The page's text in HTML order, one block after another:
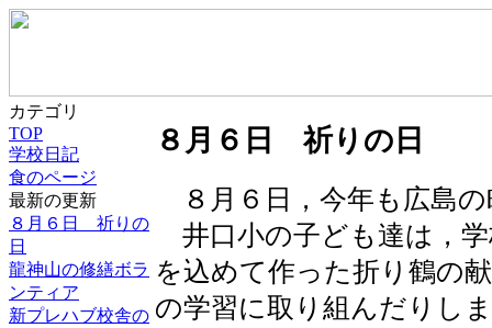
カテゴリ
TOP
学校日記
食のページ
最新の更新
８月６日 祈りの
日
龍神山の修繕ボラ
ンティア
新プレハブ校舎の
８月６日 祈りの日
８月６日，今年も広島
井口小の子ども達は，
を込めて作った折り鶴の
の学習に取り組んだりし